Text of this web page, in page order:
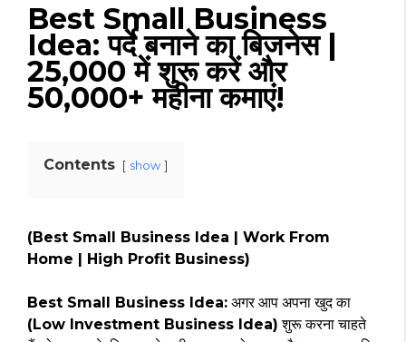
Best Small Business
Idea: पर्दे बनाने का बिजनेस |
₹25,000 में शुरू करें और
₹50,000+ महीना कमाएं!
Contents show
(Best Small Business Idea | Work From
Home | High Profit Business)
Best Small Business Idea: अगर आप अपना खुद का
(Low Investment Business Idea) शुरू करना चाहते